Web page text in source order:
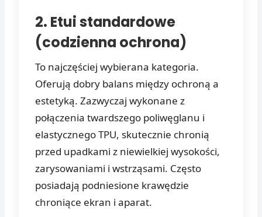
2. Etui standardowe
(codzienna ochrona)
To najczęściej wybierana kategoria.
Oferują dobry balans między ochroną a
estetyką. Zazwyczaj wykonane z
połączenia twardszego poliwęglanu i
elastycznego TPU, skutecznie chronią
przed upadkami z niewielkiej wysokości,
zarysowaniami i wstrząsami. Często
posiadają podniesione krawędzie
chroniące ekran i aparat.